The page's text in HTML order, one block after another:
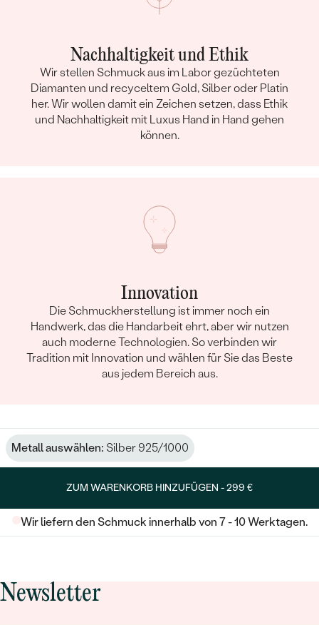
Nachhaltigkeit und Ethik
Wir stellen Schmuck aus im Labor gezüchteten
Diamanten und recyceltem Gold, Silber oder Platin
her. Wir wollen damit ein Zeichen setzen, dass Ethik
und Nachhaltigkeit mit Luxus Hand in Hand gehen
können.
Innovation
Die Schmuckherstellung ist immer noch ein
Handwerk, das die Handarbeit ehrt, aber wir nutzen
auch moderne Technologien. So verbinden wir
Tradition mit Innovation und wählen für Sie das Beste
aus jedem Bereich aus.
Metall auswählen: Silber 925/1000
ZUM WARENKORB HINZUFÜGEN -299 €
Wir liefern den Schmuck innerhalb von 7 - 10 Werktagen.
Newsletter